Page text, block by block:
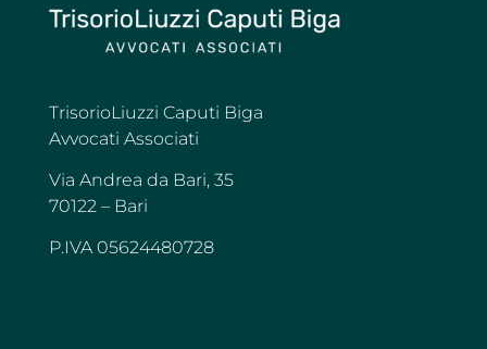
TrisorioLiuzzi Caputi Biga
Avvocati Associati
Via Andrea da Bari, 35
70122 – Bari
P.IVA 05624480728